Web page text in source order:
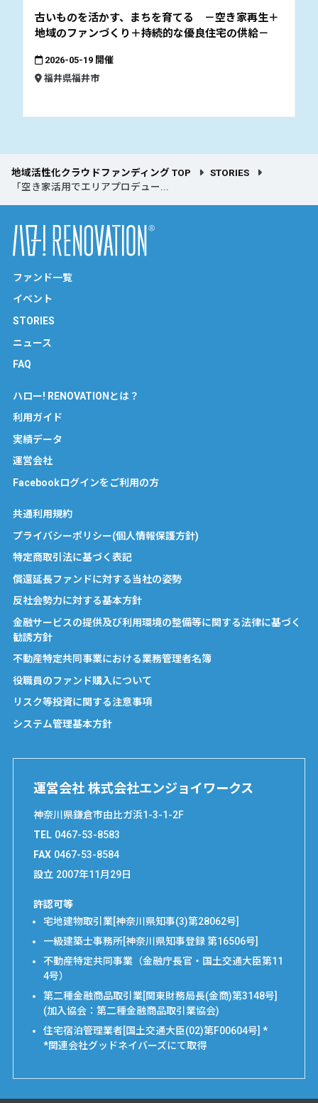
古いものを活かす、まちを育てる －空き家再生＋
地域のファンづくり＋持続的な優良住宅の供給－
2026-05-19 開催
福井県福井市
地域活性化クラウドファンディング TOP
STORIES
「空き家活用でエリアプロデュー...
ファンド一覧
イベント
STORIES
ニュース
FAQ
ハロー! RENOVATIONとは？
利用ガイド
実績データ
運営会社
Facebookログインをご利用の方
共通利用規約
プライバシーポリシー(個人情報保護方針)
特定商取引法に基づく表記
償還延長ファンドに対する当社の姿勢
反社会勢力に対する基本方針
金融サービスの提供及び利用環境の整備等に関する法律に基づく
勧誘方針
不動産特定共同事業における業務管理者名簿
役職員のファンド購入について
リスク等投資に関する注意事項
システム管理基本方針
運営会社 株式会社エンジョイワークス
神奈川県鎌倉市由比ガ浜1-3-1-2F
TEL 0467-53-8583
FAX 0467-53-8584
設立 2007年11月29日
許認可等
宅地建物取引業[神奈川県知事(3)第28062号]
一級建築士事務所[神奈川県知事登録 第16506号]
不動産特定共同事業（金融庁長官・国土交通大臣第11
4号）
第二種金融商品取引業[関東財務局長(金商)第3148号]
(加入協会：第二種金融商品取引業協会)
住宅宿泊管理業者[国土交通大臣(02)第F00604号] *
*関連会社グッドネイバーズにて取得